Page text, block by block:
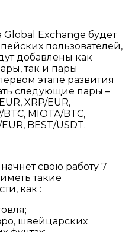
Global Exchange будет
пользователей,
добавлены как
так и пары
этапе развития
следующие пары –
XRP/EUR,
MIOTA/BTC,
BEST/USDT.
свою работу 7
такие
как :
швейцарских